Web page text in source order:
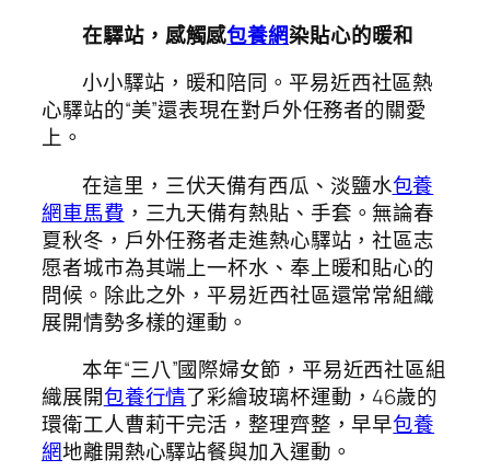
在驛站，感觸感包養網染貼心的暖和
小小驛站，暖和陪同。平易近西社區熱
心驛站的“美”還表現在對戶外任務者的關愛
上。
在這里，三伏天備有西瓜、淡鹽水包養
網車馬費 ，三九天備有熱貼、手套。無論春
夏秋冬，戶外任務者走進熱心驛站，社區志
愿者城市為其端上一杯水、奉上暖和貼心的
問候。除此之外，平易近西社區還常常組織
展開情勢多樣的運動。
本年“三八”國際婦女節，平易近西社區組
織展開包養行情了彩繪玻璃杯運動，46歲的
環衛工人曹莉干完活，整理齊整，早早包養
網地離開熱心驛站餐與加入運動。